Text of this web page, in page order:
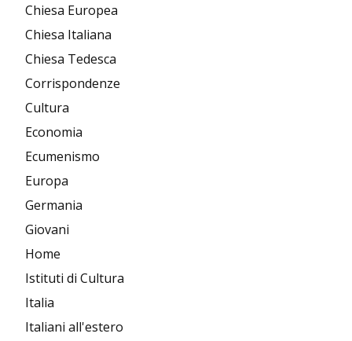
Chiesa Europea
Chiesa Italiana
Chiesa Tedesca
Corrispondenze
Cultura
Economia
Ecumenismo
Europa
Germania
Giovani
Home
Istituti di Cultura
Italia
Italiani all'estero